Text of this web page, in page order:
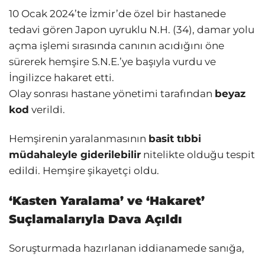
10 Ocak 2024’te İzmir’de özel bir hastanede
tedavi gören Japon uyruklu N.H. (34), damar yolu
açma işlemi sırasında canının acıdığını öne
sürerek hemşire S.N.E.’ye başıyla vurdu ve
İngilizce hakaret etti.
Olay sonrası hastane yönetimi tarafından beyaz
kod verildi.
Hemşirenin yaralanmasının basit tıbbi
müdahaleyle giderilebilir nitelikte olduğu tespit
edildi. Hemşire şikayetçi oldu.
‘Kasten Yaralama’ ve ‘Hakaret’
Suçlamalarıyla Dava Açıldı
Soruşturmada hazırlanan iddianamede sanığa,